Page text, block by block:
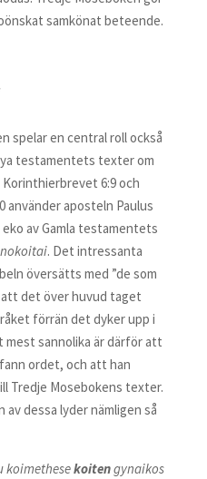
samkönat beteende.
spelar en central roll också
testamentets texter om
6:9 och
använder aposteln Paulus
av Gamla testamentets
. Det intressanta
översätts med ”de som
det över huvud taget
förrän det dyker upp i
sannolika är därför att
ordet, och att han
Tredje Mosebokens texter.
dessa lyder nämligen så
koimethesekoitengynaikos